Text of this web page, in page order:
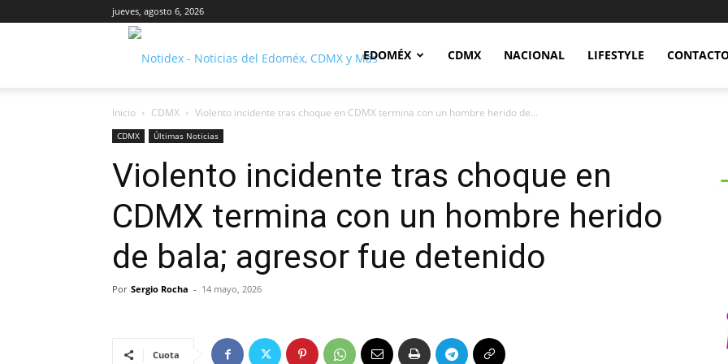
jueves, agosto 6, 2026
Notidex
EDOMÉX CDMX NACIONAL LIFESTYLE
Inicio CDMX Violento incidente tras choque en CDMX termina con un hombre herido de...
CDMX Últimas Noticias
Violento incidente tras choque en
CDMX termina con un hombre herido
de bala; agresor fue detenido
Por Sergio Rocha - 14 mayo, 2026
Cuota